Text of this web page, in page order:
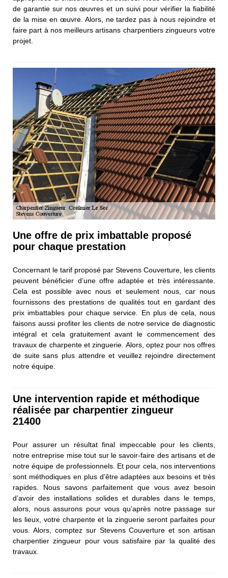
de garantie sur nos œuvres et un suivi pour vérifier la fiabilité
de la mise en œuvre. Alors, ne tardez pas à nous rejoindre et
faire part à nos meilleurs artisans charpentiers zingueurs votre
projet.
Une offre de prix imbattable proposé
pour chaque prestation
Concernant le tarif proposé par Stevens Couverture, les clients
peuvent bénéficier d’une offre adaptée et très intéressante.
Cela est possible avec nous et seulement nous, car nous
fournissons des prestations de qualités tout en gardant des
prix imbattables pour chaque service. En plus de cela, nous
faisons aussi profiter les clients de notre service de diagnostic
intégral et cela gratuitement avant le commencement des
travaux de charpente et zinguerie. Alors, optez pour nos offres
de suite sans plus attendre et veuillez rejoindre directement
notre équipe.
Une intervention rapide et méthodique
réalisée par charpentier zingueur
21400
Pour assurer un résultat final impeccable pour les clients,
notre entreprise mise tout sur le savoir-faire des artisans et de
notre équipe de professionnels. Et pour cela, nos interventions
sont méthodiques en plus d’être adaptées aux besoins et très
rapides. Nous savons parfaitement que vous avez besoin
d’avoir des installations solides et durables dans le temps,
alors, nous assurons pour vous qu’après notre passage sur
les lieux, votre charpente et la zinguerie seront parfaites pour
vous. Alors, comptez sur Stevens Couverture et son artisan
charpentier zingueur pour vous satisfaire par la qualité des
travaux.